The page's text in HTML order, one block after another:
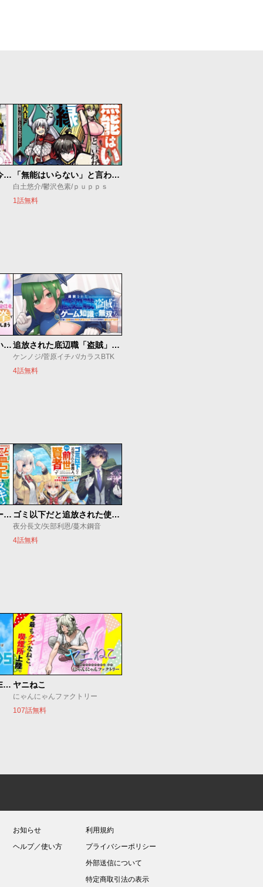
話が違うと言われても、今更もう知りませんよ ～婚約破棄された公爵令嬢は第七王子に溺愛される～ 「無能はいらない」と言われたから絶縁してやった ～最強の四天王に育てられた俺は、冒険者となり無双する～
白土悠介/鬱沢色素/ｐｕｐｐｓ
1話無料
【悲報】清楚系で売っていた底辺配信者、うっかり配信を切り忘れたままSS級モンスターを拳で殴り飛ばしてしまう 追放された底辺職「盗賊」はゲーム知識で無双する。一緒に召喚された先生も外れジョブだったけど効率的に成り上がります
ケンノジ/菅原イチバ/カラスBTK
4話無料
俺の『鑑定』スキルがチートすぎて ゴミ以下だと追放された使用人、実は前世賢者です ～史上最強の賢者、世界最高峰の学園に通う～
夜分長文/矢部利恩/蔓木鋼音
4話無料
魔法少女リリカルなのは EXCEEDS ヤニねこ
にゃんにゃんファクトリー
107話無料
お知らせ
ヘルプ／使い方
利用規約
プライバシーポリシー
外部送信について
特定商取引法の表示